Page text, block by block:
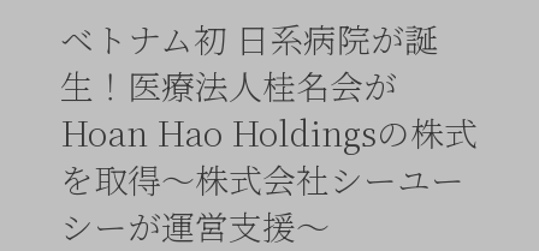
ベトナム初 日系病院が誕
生！医療法人桂名会が
Hoan Hao Holdingsの株式
を取得～株式会社シーユー
シーが運営支援～